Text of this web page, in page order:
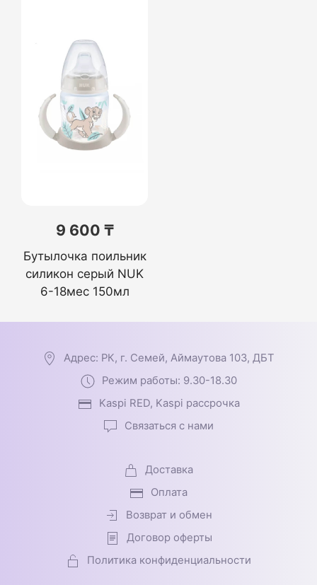
9 600 ₸
Бутылочка поильник
силикон серый NUK
6-18мес 150мл
Адрес: РК, г. Семей, Аймаутова 103, ДБТ
Режим работы: 9.30-18.30
Kaspi RED, Kaspi рассрочка
Связаться с нами
Доставка
Оплата
Возврат и обмен
Договор оферты
Политика конфиденциальности